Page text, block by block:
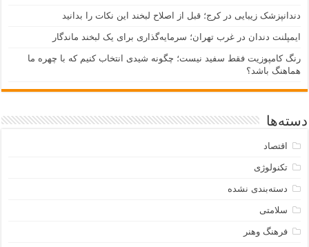
دندانپزشک زیبایی در کرج؛ قبل از اصلاح لبخند این نکات را بدانید
ایمپلنت دندان در غرب تهران؛ سرمایه‌گذاری برای یک لبخند ماندگار
رنگ کامپوزیت فقط سفید نیست؛ چگونه شیدی انتخاب کنیم که با چهره ما
هماهنگ باشد؟
دسته‌ها
اقتصاد
تکنولوژی
دسته‌بندی نشده
سلامتی
فرهنگ وهنر